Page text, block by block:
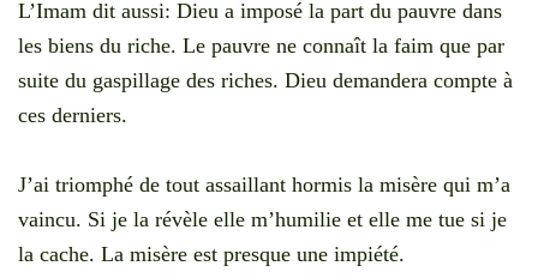
L’Imam dit aussi: Dieu a imposé la part du pauvre dans
les biens du riche. Le pauvre ne connaît la faim que par
suite du gaspillage des riches. Dieu demandera compte à
ces derniers.
J’ai triomphé de tout assaillant hormis la misère qui m’a
vaincu. Si je la révèle elle m’humilie et elle me tue si je
la cache. La misère est presque une impiété.